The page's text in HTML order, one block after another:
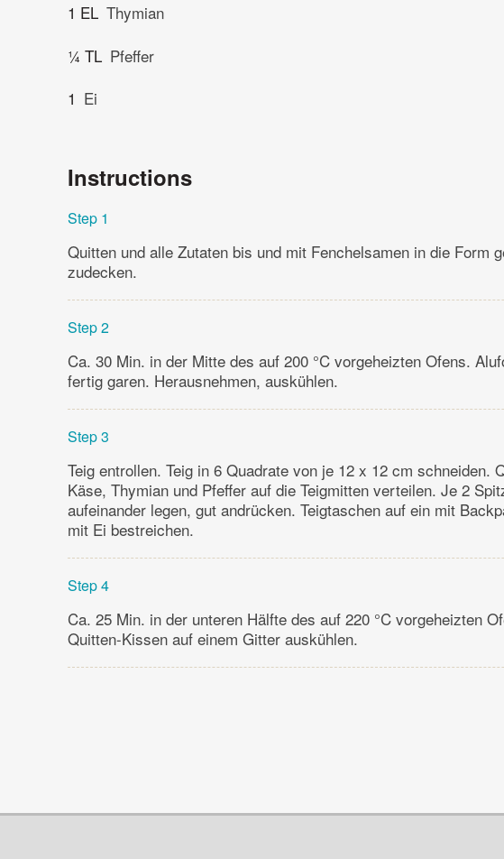
1 EL Thymian
¼ TL Pfeffer
1 Ei
Instructions
Step 1
Quitten und alle Zutaten bis und mit Fenchelsamen in die Form
zudecken.
Step 2
Ca. 30 Min. in der Mitte des auf 200 °C vorgeheizten Ofens.
fertig garen. Herausnehmen, auskühlen.
Step 3
Teig entrollen. Teig in 6 Quadrate von je 12 x 12 cm schneiden.
Käse, Thymian und Pfeffer auf die Teigmitten verteilen. Je 2
aufeinander legen, gut andrücken. Teigtaschen auf ein mit
mit Ei bestreichen.
Step 4
Ca. 25 Min. in der unteren Hälfte des auf 220 °C vorgeheizten
Quitten-Kissen auf einem Gitter auskühlen.